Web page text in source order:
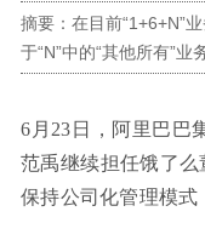
摘要：在目前“1+6+N”
于“N”中的“其他所有”业
6月23日，阿里巴巴
范禹继续担任饿了
保持公司化管理模式